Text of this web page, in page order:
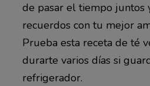
de pasar el tiempo juntos
recuerdos con tu mejor
Prueba esta receta de té
durarte varios días si
refrigerador.